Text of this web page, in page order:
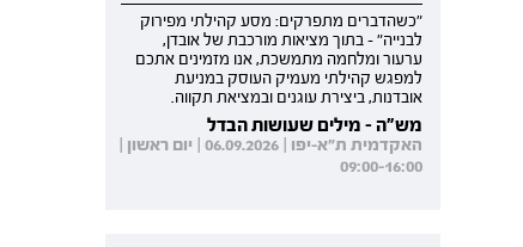
"כשהדברים מתפרקים: מסע קהילתי מפירוק
לבנייה" - בתוך מציאות מורכבת של אובדן,
ערעור ומלחמה מתמשכת, אנו מזמינים אתכם
למפגש קהילתי מעמיק העוסק במניעת
אובדנות, ביצירת עוגנים ובמציאת תקווה.
מש"ה - מילים שעושות הבדל
האקדמית ת"א-יפו | 06.09.2026 | יום ראשון |
09:00-16:00